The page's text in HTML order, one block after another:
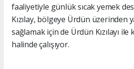
faaliyetiyle günlük sıcak yemek
Kızılay, bölgeye Ürdün üzerinden
sağlamak için de Ürdün Kızılayı
halinde çalışıyor.